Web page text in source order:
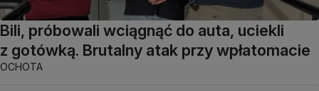
Bili, próbowali wciągnąć do auta, uciekli
z gotówką. Brutalny atak przy wpłatomacie
OCHOTA